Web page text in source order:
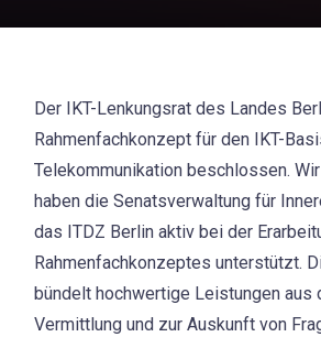
Der IKT-Lenkungsrat des Landes
Rahmenfachkonzept für den IKT-
Telekommunikation beschlossen.
haben die Senatsverwaltung für
das ITDZ Berlin aktiv bei der
Rahmenfachkonzeptes unterstützt.
bündelt hochwertige Leistungen aus
Vermittlung und zur Auskunft von